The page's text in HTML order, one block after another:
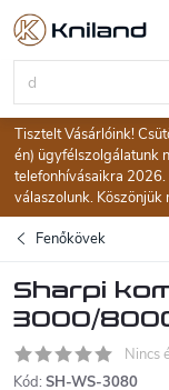
Ugrás
tartalomhoz
Tisztelt Vásárlóink!
én) ügyfélszolgálatunk
telefonhívásaikra
válaszolunk.
Fenőkövek
Sharpi
3000/
Nincs
Kód: SH-WS-3080